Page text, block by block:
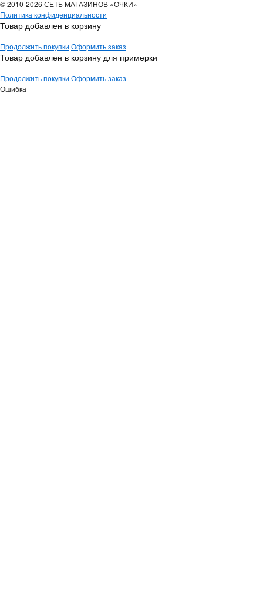
© 2010-2026 СЕТЬ МАГАЗИНОВ «ОЧКИ»
Политика конфиденциальности
Товар добавлен в корзину
Продолжить покупки Оформить заказ
Товар добавлен в корзину для примерки
Продолжить покупки Оформить заказ
Ошибка